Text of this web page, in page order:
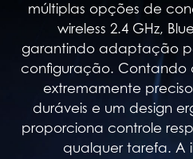
múltiplas opções de
wireless 2.4 GHz,
garantindo adaptação
configuração. Contando
extremamente
duráveis e um design
proporciona controle
qualquer tarefa. A